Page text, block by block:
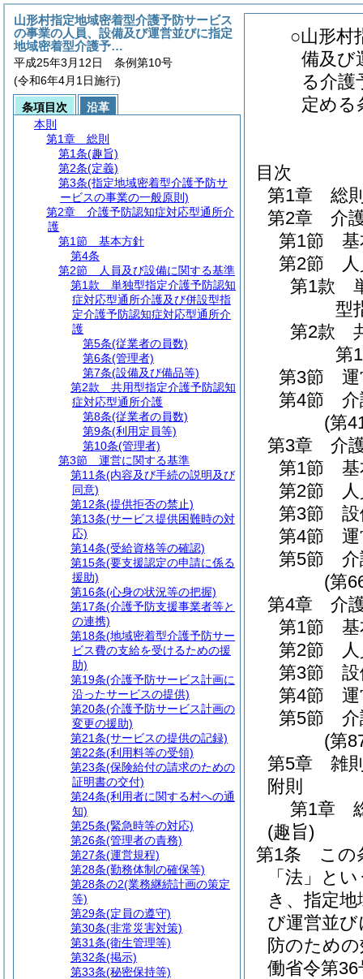
○山形村
備及び
る介護
定める
目次
第1章
総
第2章
介
第1節
第2節
第1款
型
第2款
第
第3節
第4節
(第
第3章
介
第1節
第2節
第3節
第4節
第5節
(第
第4章
介
第1節
第2節
第3節
第4節
第5節
(第
第5章
雑
附則
第1章
(趣旨)
第1条
この
「法」と
き、指定
び運営並
防のため
働省令第36
山形村指定地域密着型介護予防サービス
の事業の人員、設備及び運営並びに指定
地域密着型介護予…
平成25年3月12日 条例第10号
(令和6年4月1日施行)
条項目次
沿革
本則
第1章
総則
第1条(趣旨)
第2条(定義)
第3条(指定地域密着型介護予防サ
ービスの事業の一般原則)
第2章
介護予防認知症対応型通所介
護
第1節
基本方針
第4条
第2節
人員及び設備に関する基準
第1款
単独型指定介護予防認知
症対応型通所介護及び併設型指
定介護予防認知症対応型通所介
護
第5条(従業者の員数)
第6条(管理者)
第7条(設備及び備品等)
第2款
共用型指定介護予防認知
症対応型通所介護
第8条(従業者の員数)
第9条(利用定員等)
第10条(管理者)
第3節
運営に関する基準
第11条(内容及び手続の説明及び
同意)
第12条(提供拒否の禁止)
第13条(サービス提供困難時の対
応)
第14条(受給資格等の確認)
第15条(要支援認定の申請に係る
援助)
第16条(心身の状況等の把握)
第17条(介護予防支援事業者等と
の連携)
第18条(地域密着型介護予防サー
ビス費の支給を受けるための援
助)
第19条(介護予防サービス計画に
沿ったサービスの提供)
第20条(介護予防サービス計画の
変更の援助)
第21条(サービスの提供の記録)
第22条(利用料等の受領)
第23条(保険給付の請求のための
証明書の交付)
第24条(利用者に関する村への通
知)
第25条(緊急時等の対応)
第26条(管理者の責務)
第27条(運営規程)
第28条(勤務体制の確保等)
第28条の2(業務継続計画の策定
等)
第29条(定員の遵守)
第30条(非常災害対策)
第31条(衛生管理等)
第32条(掲示)
第33条(秘密保持等)